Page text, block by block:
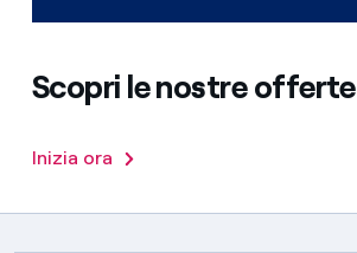
Scopri le nostre offerte
Inizia ora